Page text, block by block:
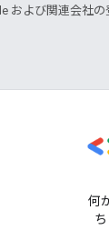
および関連会社の
何